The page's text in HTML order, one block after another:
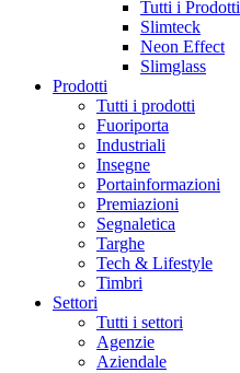
Tutti i Prodotti
Slimteck
Neon Effect
Slimglass
Prodotti
Tutti i prodotti
Fuoriporta
Industriali
Insegne
Portainformazioni
Premiazioni
Segnaletica
Targhe
Tech & Lifestyle
Timbri
Settori
Tutti i settori
Agenzie
Aziendale